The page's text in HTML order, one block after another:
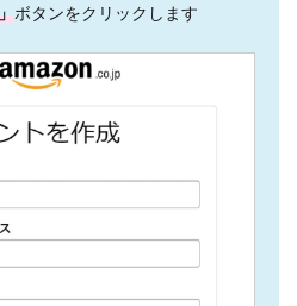
ボタンをクリックします